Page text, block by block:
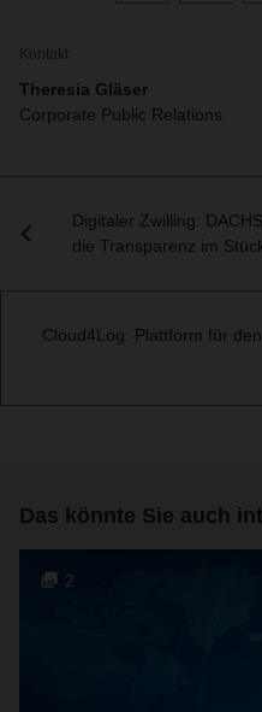
Kontakt
Theresia Gläser
Corporate Public Relations
Digitaler Zwilling:
die Transparenz im
Cloud4Log: Plattform für
Das könnte Sie auch
2